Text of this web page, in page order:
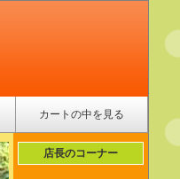
カートの中を見る
店長のコーナー